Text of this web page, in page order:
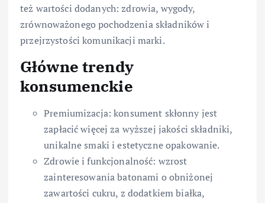
też wartości dodanych: zdrowia, wygody,
zrównoważonego pochodzenia składników i
przejrzystości komunikacji marki.
Główne trendy
konsumenckie
Premiumizacja: konsument skłonny jest
zapłacić więcej za wyższej jakości składniki,
unikalne smaki i estetyczne opakowanie.
Zdrowie i funkcjonalność: wzrost
zainteresowania batonami o obniżonej
zawartości cukru, z dodatkiem białka,